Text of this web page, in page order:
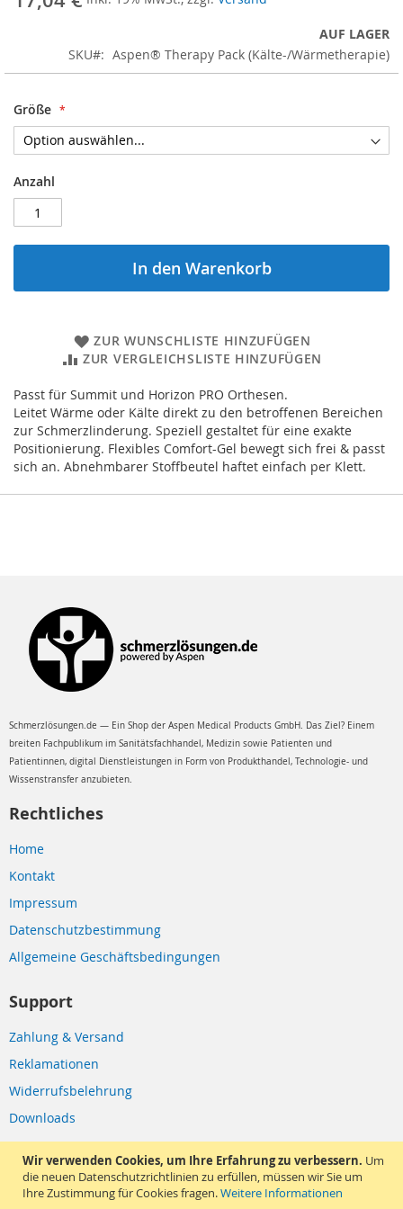
Wir verwenden Cookies, um Ihre Erfahrung zu verbessern. Um
die neuen Datenschutzrichtlinien zu erfüllen, müssen wir Sie um
Ihre Zustimmung für Cookies fragen.Weitere Informationen
AUF LAGER
SKU
Aspen® Therapy Pack (Kälte-/Wärmetherapie)
Größe
Anzahl
In den Warenkorb
ZUR WUNSCHLISTE HINZUFÜGEN
ZUR VERGLEICHSLISTE HINZUFÜGEN
Passt für Summit und Horizon PRO Orthesen.
Leitet Wärme oder Kälte direkt zu den betroffenen Bereichen
zur Schmerzlinderung. Speziell gestaltet für eine exakte
Positionierung. Flexibles Comfort-Gel bewegt sich frei & passt
sich an. Abnehmbarer Stoffbeutel haftet einfach per Klett.
Schmerzlösungen.de — Ein Shop der Aspen Medical Products GmbH. Das Ziel? Einem
breiten Fachpublikum im Sanitätsfachhandel, Medizin sowie Patienten und
Patientinnen, digital Dienstleistungen in Form von Produkthandel, Technologie- und
Wissenstransfer anzubieten.
Rechtliches
Home
Kontakt
Impressum
Datenschutzbestimmung
Allgemeine Geschäftsbedingungen
Support
Zahlung & Versand
Reklamationen
Widerrufsbelehrung
Downloads
Social Media